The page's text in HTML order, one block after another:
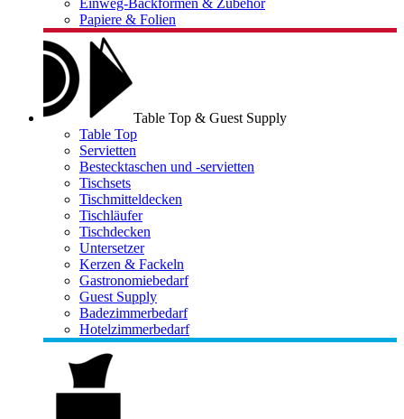
Einweg-Backformen & Zubehör
Papiere & Folien
Table Top & Guest Supply
Table Top
Servietten
Bestecktaschen und -servietten
Tischsets
Tischmitteldecken
Tischläufer
Tischdecken
Untersetzer
Kerzen & Fackeln
Gastronomiebedarf
Guest Supply
Badezimmerbedarf
Hotelzimmerbedarf